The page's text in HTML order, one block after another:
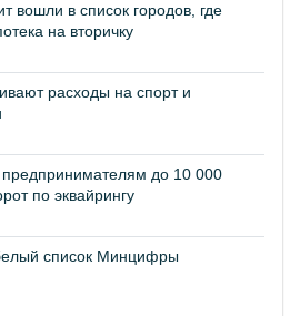
вошли в список городов, где
на вторичку
расходы на спорт и
до 10 000
по эквайрингу
список Минцифры